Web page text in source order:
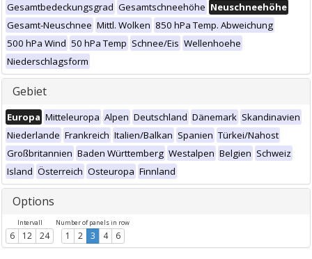
Gesamtbedeckungsgrad Gesamtschneehöhe Neuschneehöhe
Gesamt-Neuschnee Mittl. Wolken 850 hPa Temp. Abweichung
500 hPa Wind 50 hPa Temp Schnee/Eis Wellenhoehe
Niederschlagsform
Gebiet
Europa Mitteleuropa Alpen Deutschland Dänemark Skandinavien
Niederlande Frankreich Italien/Balkan Spanien Türkei/Nahost
Großbritannien Baden Württemberg Westalpen Belgien Schweiz
Island Österreich Osteuropa Finnland
Options
Intervall
6 12 24
Number of panels in row
1 2 3 4 6